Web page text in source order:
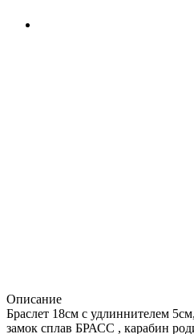
Описание
Браслет 18см с удлиннителем
замок сплав БРАСС , карабин